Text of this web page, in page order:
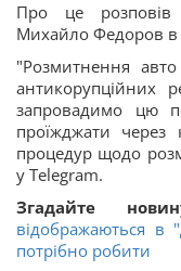
Про це розповів
Михайло Федоров в
"Розмитнення
антикорупційних
запровадимо цю
проїжджати через
процедур щодо
у Telegram.
Згадайте
відображаються в
потрібно робити